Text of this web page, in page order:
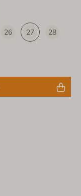
26 27
28